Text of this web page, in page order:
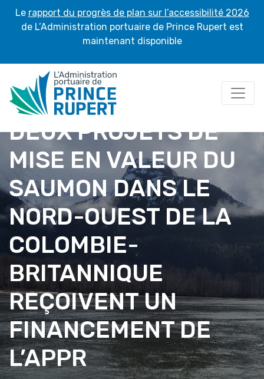
Le rapport du progrès de plan sur l’accessibilité 2026
de L’Administration portuaire de Prince Rupert est
maintenant disponible
DEUX PROJETS DE
MISE EN VALEUR DU
SAUMON DANS LE
NORD-OUEST DE LA
COLOMBIE-
BRITANNIQUE
REÇOIVENT UN
FINANCEMENT DE
L’APPR